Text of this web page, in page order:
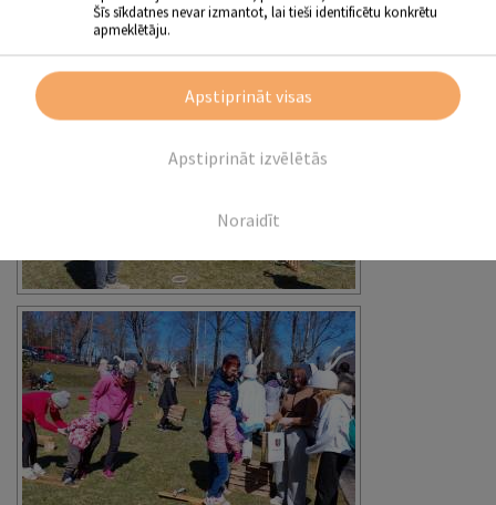
Šīs sīkdatnes nevar izmantot, lai tieši identificētu konkrētu
apmeklētāju.
Noraidīt
Apstiprināt izvēlētās
Apstiprināt visas